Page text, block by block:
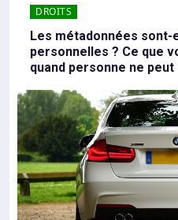
DROITS
Les métadonnées sont-
personnelles ? Ce que
quand personne ne